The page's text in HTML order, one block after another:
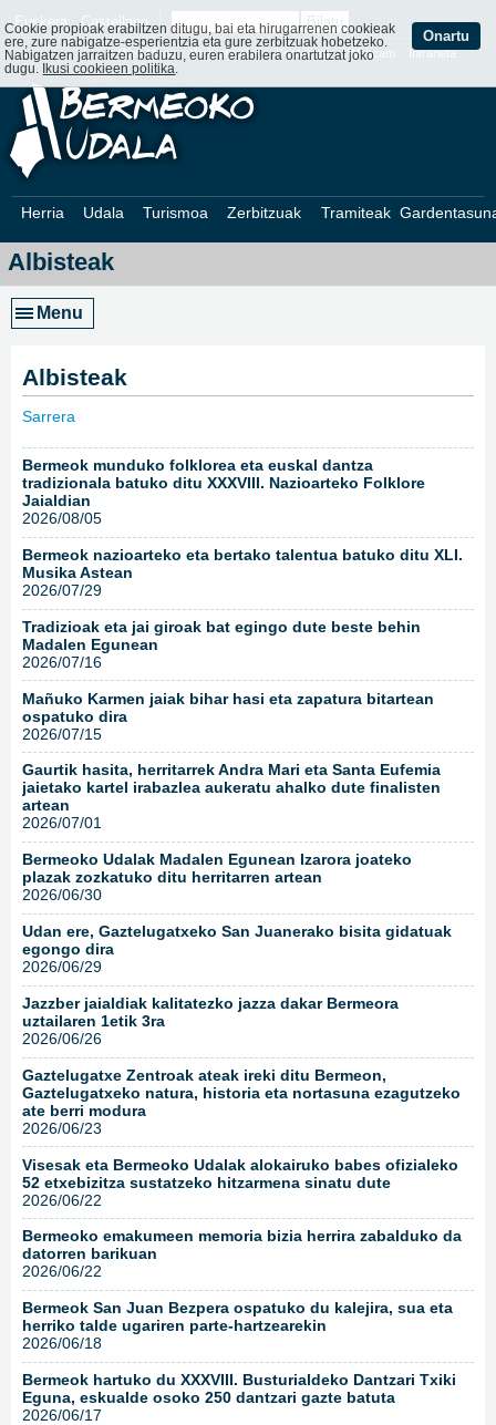
Euskera Castellano
Web Mapa Web ofizialak Kontaktatu Webcam Intraneta
Herria Udala Turismoa Zerbitzuak Tramiteak
Albisteak
Menu
Albisteak
Sarrera
Bermeok munduko folklorea eta euskal dantza
tradizionala batuko ditu XXXVIII. Nazioarteko Folklore
Jaialdian
2026/08/05
Bermeok nazioarteko eta bertako talentua batuko ditu XLI.
Musika Astean
2026/07/29
Tradizioak eta jai giroak bat egingo dute beste behin
Madalen Egunean
2026/07/16
Mañuko Karmen jaiak bihar hasi eta zapatura bitartean
ospatuko dira
2026/07/15
Gaurtik hasita, herritarrek Andra Mari eta Santa Eufemia
jaietako kartel irabazlea aukeratu ahalko dute finalisten
artean
2026/07/01
Bermeoko Udalak Madalen Egunean Izarora joateko
plazak zozkatuko ditu herritarren artean
2026/06/30
Udan ere, Gaztelugatxeko San Juanerako bisita gidatuak
egongo dira
2026/06/29
Jazzber jaialdiak kalitatezko jazza dakar Bermeora
uztailaren 1etik 3ra
2026/06/26
Gaztelugatxe Zentroak ateak ireki ditu Bermeon,
Gaztelugatxeko natura, historia eta nortasuna ezagutzeko
ate berri modura
2026/06/23
Visesak eta Bermeoko Udalak alokairuko babes ofizialeko
52 etxebizitza sustatzeko hitzarmena sinatu dute
2026/06/22
Bermeoko emakumeen memoria bizia herrira zabalduko da
datorren barikuan
2026/06/22
Bermeok San Juan Bezpera ospatuko du kalejira, sua eta
herriko talde ugariren parte-hartzearekin
2026/06/18
Bermeok hartuko du XXXVIII. Busturialdeko Dantzari Txiki
Eguna, eskualde osoko 250 dantzari gazte batuta
2026/06/17
Onartu
Cookie propioak erabiltzen ditugu, bai eta hirugarrenen cookieak
ere, zure nabigatze-esperientzia eta gure zerbitzuak hobetzeko.
Nabigatzen jarraitzen baduzu, euren erabilera onartutzat joko
dugu.
Ikusi cookieen politika